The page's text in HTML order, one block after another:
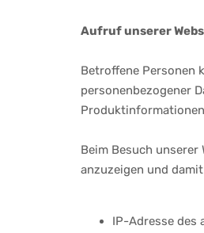
Aufruf unserer
Betroffene Personen
personenbezogener
Beim Besuch
anzuzeigen und
IP-Adresse des